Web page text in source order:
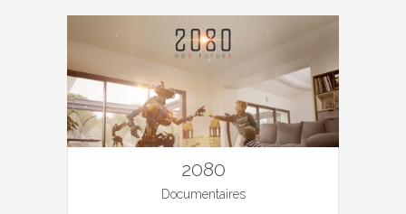
2080
Documentaires